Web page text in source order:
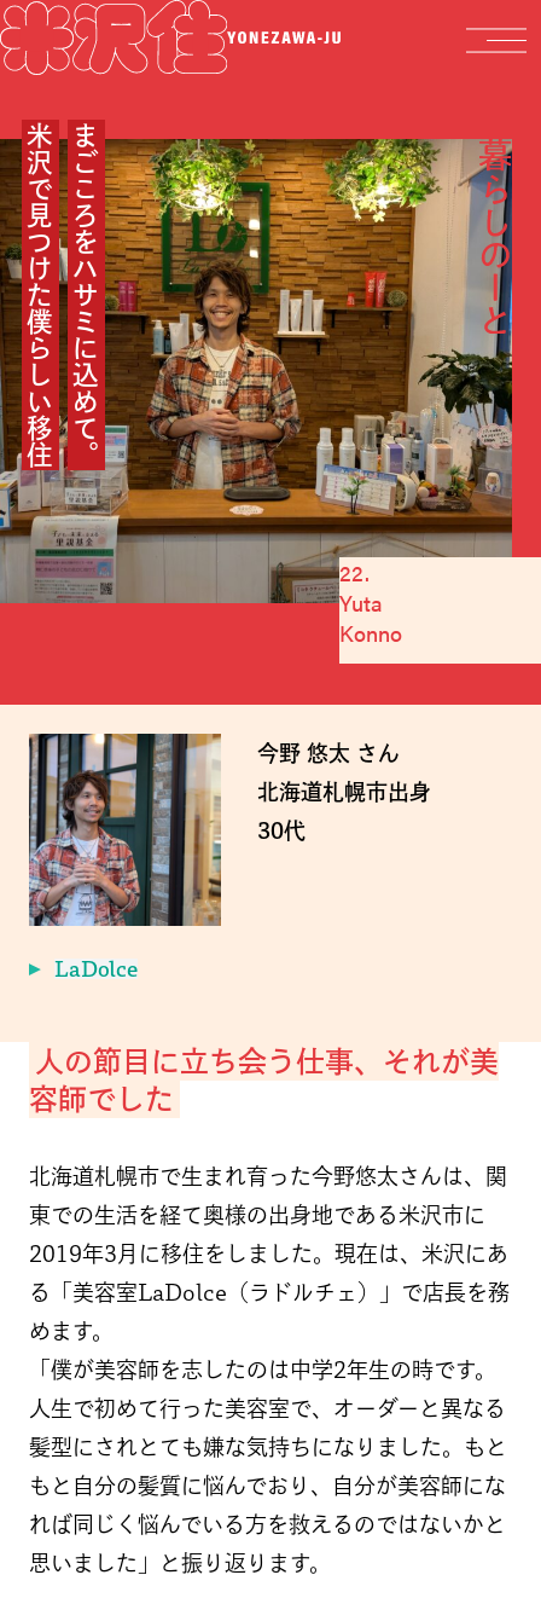
まごころをハサミに込めて。
米沢で見つけた僕らしい移住
22.
Yuta
Konno
今野 悠太 さん
北海道札幌市出身
30代
LaDolce
人の節目に立ち会う仕事、それが美
容師でした
北海道札幌市で生まれ育った今野悠太さんは、関
東での生活を経て奥様の出身地である米沢市に
2019年3月に移住をしました。現在は、米沢にあ
る「美容室LaDolce（ラドルチェ）」で店長を務
めます。
「僕が美容師を志したのは中学2年生の時です。
人生で初めて行った美容室で、オーダーと異なる
髪型にされとても嫌な気持ちになりました。もと
もと自分の髪質に悩んでおり、自分が美容師にな
れば同じく悩んでいる方を救えるのではないかと
思いました」と振り返ります。